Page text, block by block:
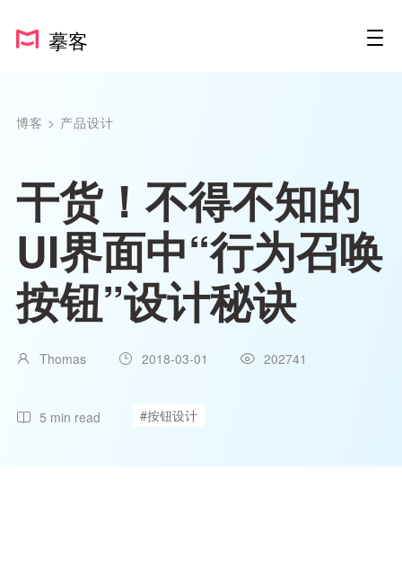
摹客
博客 > 产品设计
干货！不得不知的
UI界面中“行为召唤
按钮”设计秘诀
Thomas 2018-03-01 202741
5 min read #按钮设计